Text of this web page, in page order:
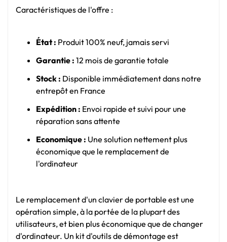
Caractéristiques de l'offre :
État : Produit 100% neuf, jamais servi
Garantie : 12 mois de garantie totale
Stock : Disponible immédiatement dans notre
entrepôt en France
Expédition : Envoi rapide et suivi pour une
réparation sans attente
Economique : Une solution nettement plus
économique que le remplacement de
l'ordinateur
Le remplacement d'un clavier de portable est une
opération simple, à la portée de la plupart des
utilisateurs, et bien plus économique que de changer
d'ordinateur. Un kit d'outils de démontage est